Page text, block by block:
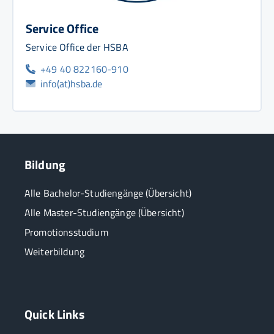
Service Office
Service Office der HSBA
+49 40 822160-910
info(at)hsba.de
Bildung
Alle Bachelor-Studiengänge (Übersicht)
Alle Master-Studiengänge (Übersicht)
Promotionsstudium
Weiterbildung
Quick Links